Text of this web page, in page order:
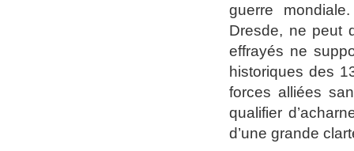
guerre
Dresde, ne peut
effrayés ne
historiques des
forces alliées
qualifier
d’une grande